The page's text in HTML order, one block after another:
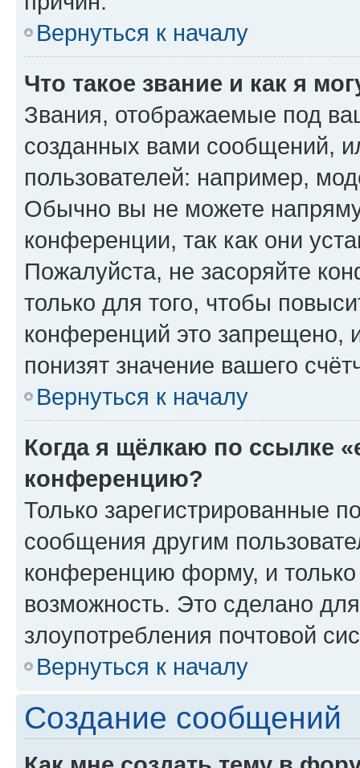
Вернуться к началу
Что такое звание и как я
Звания, отображаемые под
созданных вами сообщений,
пользователей: например,
Обычно вы не можете
конференции, так как они
Пожалуйста, не засоряйте
только для того, чтобы
конференций это запрещено,
понизят значение вашего
Вернуться к началу
Когда я щёлкаю по ссылке
конференцию?
Только зарегистрированные
сообщения другим
конференцию форму, и
возможность. Это сделано
злоупотребления почтовой
Вернуться к началу
Создание сообщений